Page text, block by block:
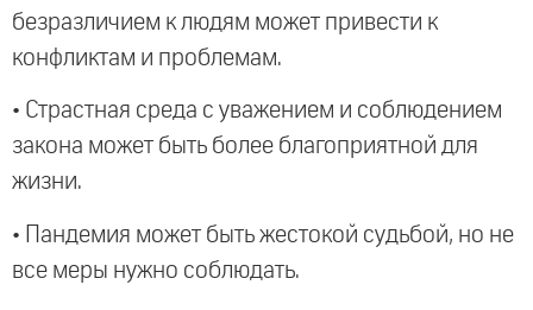
безразличием к людям может привести к
конфликтам и проблемам.
• Страстная среда с уважением и соблюдением
закона может быть более благоприятной для
жизни.
• Пандемия может быть жестокой судьбой, но не
все меры нужно соблюдать.